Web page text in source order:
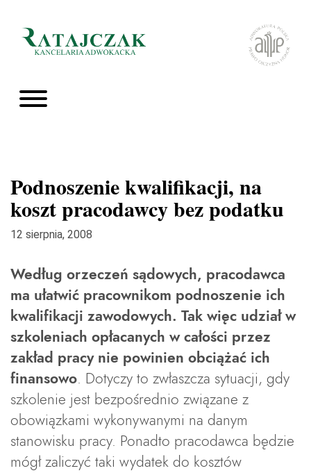
Podnoszenie kwalifikacji, na
koszt pracodawcy bez podatku
12 sierpnia, 2008
Według orzeczeń sądowych, pracodawca
ma ułatwić pracownikom podnoszenie ich
kwalifikacji zawodowych. Tak więc udział w
szkoleniach opłacanych w całości przez
zakład pracy nie powinien obciążać ich
finansowo. Dotyczy to zwłaszcza sytuacji, gdy
szkolenie jest bezpośrednio związane z
obowiązkami wykonywanymi na danym
stanowisku pracy. Ponadto pracodawca będzie
mógł zaliczyć taki wydatek do kosztów